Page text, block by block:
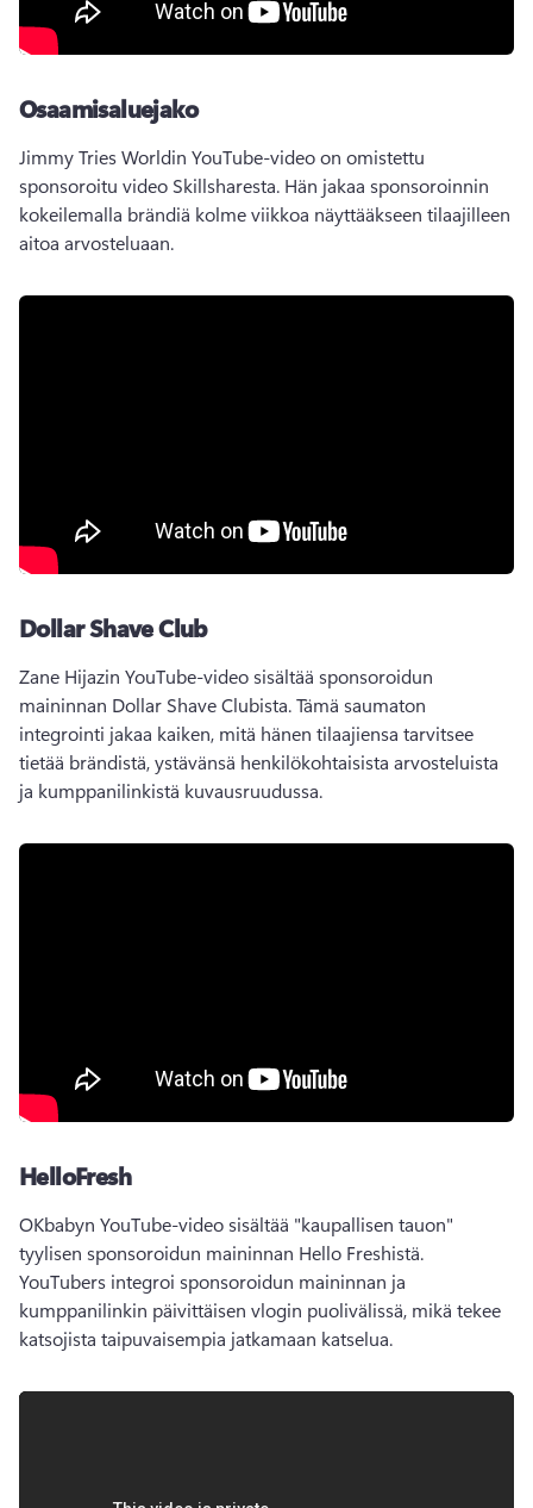
Osaamisaluejako
Jimmy Tries Worldin YouTube-video on omistettu
sponsoroitu video Skillsharesta. Hän jakaa sponsoroinnin
kokeilemalla brändiä kolme viikkoa näyttääkseen tilaajilleen
aitoa arvosteluaan.
Dollar Shave Club
Zane Hijazin YouTube-video sisältää sponsoroidun
maininnan Dollar Shave Clubista. Tämä saumaton
integrointi jakaa kaiken, mitä hänen tilaajiensa tarvitsee
tietää brändistä, ystävänsä henkilökohtaisista arvosteluista
ja kumppanilinkistä kuvausruudussa.
HelloFresh
OKbabyn YouTube-video sisältää "kaupallisen tauon"
YouTubers integroi sponsoroidun maininnan ja
kumppanilinkin päivittäisen vlogin puolivälissä, mikä tekee
katsojista taipuvaisempia jatkamaan katselua.